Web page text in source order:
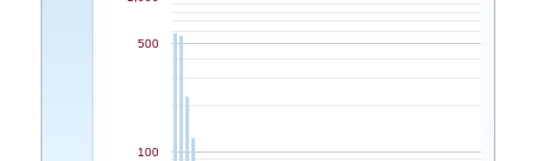
100
500